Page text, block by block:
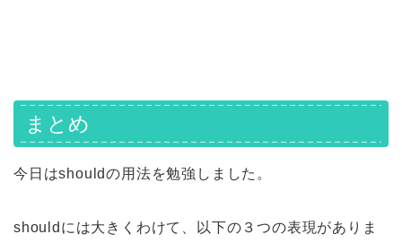
まとめ
今日はshouldの用法を勉強しました。
shouldには大きくわけて、以下の３つの表現がありま